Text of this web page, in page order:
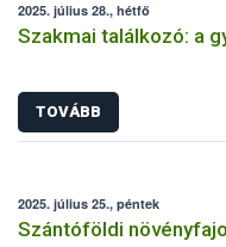
2025. július 28., hétfő
Szakmai találkozó: a
TOVÁBB
2025. július 25., péntek
Szántóföldi